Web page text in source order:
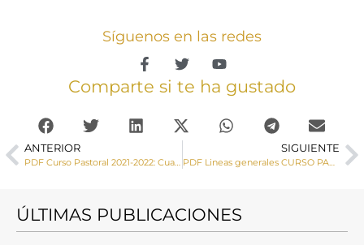
Síguenos en las redes
Comparte si te ha gustado
ANTERIOR
PDF Curso Pastoral 2021-2022: Cuaderno de trabajo para los Arciprestazgos.
SIGUIENTE
PDF Lineas generales CURSO PASTORAL 2022-2023
ÚLTIMAS PUBLICACIONES